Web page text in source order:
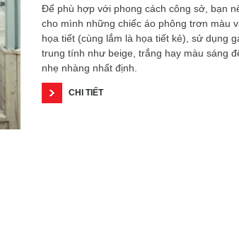
Để phù hợp với phong cách công sở, bạn
cho mình những chiếc áo phông trơn màu
họa tiết (cùng lắm là họa tiết kẻ), sử dụng
trung tính như beige, trắng hay màu sáng
nhẹ nhàng nhất định.
CHI TIẾT